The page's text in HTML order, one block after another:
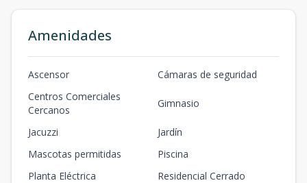
Amenidades
Ascensor
Cámaras de seguridad
Centros Comerciales
Cercanos
Gimnasio
Jacuzzi
Jardín
Mascotas permitidas
Piscina
Planta Eléctrica
Residencial Cerrado